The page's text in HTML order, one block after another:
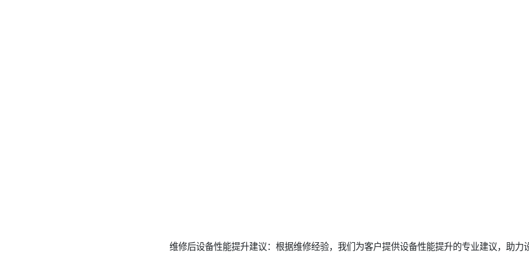
维修后设备性能提升建议：根据维修经验，我们为客户提供设备性能提升的专业建议，助力